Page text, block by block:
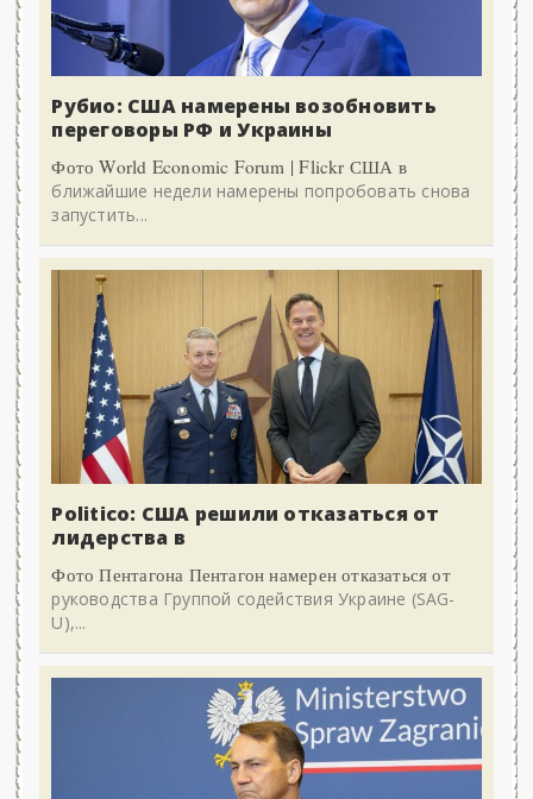
Рубио: США намерены возобновить
переговоры РФ и Украины
Фото World Economic Forum | Flickr США в
ближайшие недели намерены попробовать снова
запустить...
Politico: США решили отказаться от
лидерства в
Фото Пентагона Пентагон намерен отказаться от
руководства Группой содействия Украине (SAG-
U),...